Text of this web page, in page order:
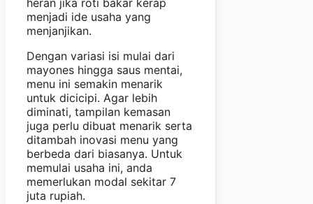
heran jika roti bakar kerap
menjadi ide usaha yang
menjanjikan.
Dengan variasi isi mulai dari
mayones hingga saus mentai,
menu ini semakin menarik
untuk dicicipi. Agar lebih
diminati, tampilan kemasan
juga perlu dibuat menarik serta
ditambah inovasi menu yang
berbeda dari biasanya. Untuk
memulai usaha ini, anda
memerlukan modal sekitar 7
juta rupiah.